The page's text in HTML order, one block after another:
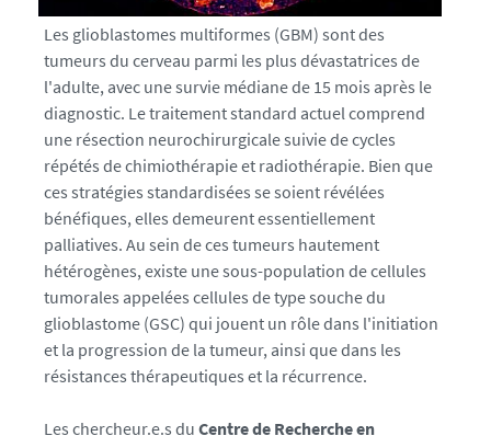
d
i
a
s
/
p
h
o
t
o
/
g
l
y
o
Les glioblastomes multiformes (GBM) sont des
tumeurs du cerveau parmi les plus dévastatrices de
l'adulte, avec une survie médiane de 15 mois après le
diagnostic. Le traitement standard actuel comprend
une résection neurochirurgicale suivie de cycles
répétés de chimiothérapie et radiothérapie. Bien que
ces stratégies standardisées se soient révélées
bénéfiques, elles demeurent essentiellement
palliatives. Au sein de ces tumeurs hautement
hétérogènes, existe une sous-population de cellules
tumorales appelées cellules de type souche du
glioblastome (GSC) qui jouent un rôle dans l'initiation
et la progression de la tumeur, ainsi que dans les
résistances thérapeutiques et la récurrence.
Les chercheur.e.s du Centre de Recherche en